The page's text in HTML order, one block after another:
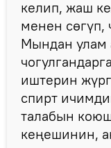
келип, жаш
менен сөгүп,
Мындан улам
иштерин
спирт
талабын
кеңешинин,